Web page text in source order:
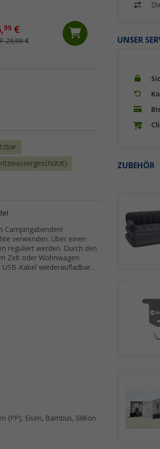
UNSER
ZUBEHÖR
99 €
29,99 € UVP 14,99 €
Campingabenden!
verwenden. Über einen
reguliert werden. Durch den
Zelt oder Wohnwagen
Kabel wiederaufladbar.
(PP), Eisen, Bambus, Silikon